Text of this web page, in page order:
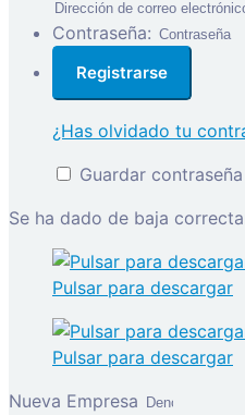
Contraseña:
¿Has olvidado tu
Guardar contraseña
Se ha dado de baja
Pulsar para descargar
Pulsar para descargar
Nueva Empresa